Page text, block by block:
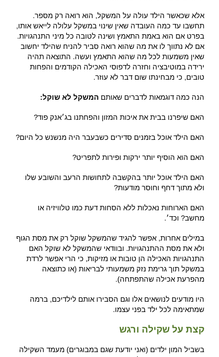
אלא שכאשר הילד עולה על המשקל, הוא רואה רק מספר.
תחשבו עד כמה העובדה שאין שינוי במשקל עלולה לייאש אותו,
בפרט אם הוא באמת התאמץ ושינה לטובה כל מיני התנהגויות.
אם לא נתווך לו את מה שהוא רואה סביר להניח שהילד יחשוב
שאין משמעות לכל מה שהוא התאמץ ועשה. התוצאה תהיה
ירידה במוטיבציה וחזרה לדפוסי האכילה הקודמים והפחות
טובים, כי מבחינתו שום דבר לא עוזר.
הנה כמה דוגמאות לדברים שאותם המשקל לא שוקל:
האם שיפרנו בבית את איכות המזון והפחתנו בג׳אנק פוד?
האם הילד אוכל בזמנים סדירים כשבעבר היה מנשנש כל היום?
האם הוא הוסיף יותר ירקות ופירות לתפריט?
האם הילד אוכל יותר בהקשבה לתחושות הרעב והשובע שלו
ולא מתוך דחף וחוסר מודעות?
האם הארוחות נאכלות ללא הסחות דעת כמו טלוויזיה או
מחשב? וכד׳.
במילים אחרות, אפשר להגיד שהמשקל שוקל רק את מסת הגוף
ולא את מסת ההתנהגויות. ובוודאי שהמשקל לא שוקל האם
התנהגויות האכילה הן טובות או מזיקות, כי הרי אפשר לרדת
במשקל תוך גרימת נזק משמעותי לבריאות (או כתוצאה
מהפרעת אכילה שהתפתחה).
היו מודעים לנושאים אלו וגם הסבירו אותם לילדיכם, ברמה
שמתאימה לכל ילד בפני עצמו.
קצת על שקילה ורגש
בשביל המון ילדים (ואני יודעת שגם במבוגרים) מעמד השקילה